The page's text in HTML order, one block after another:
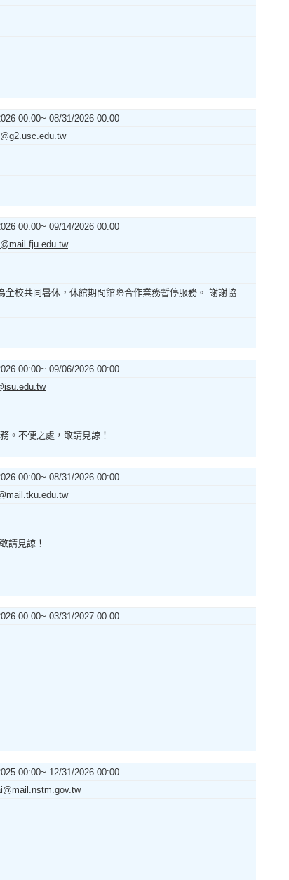
00:00~ 08/31/2026 00:00
00:00~ 09/14/2026 00:00
校共同暑休，休館期間館際合作業務暫停服務。 謝謝協
00:00~ 09/06/2026 00:00
。不便之處，敬請見諒！
00:00~ 08/31/2026 00:00
請見諒！
00:00~ 03/31/2027 00:00
00:00~ 12/31/2026 00:00